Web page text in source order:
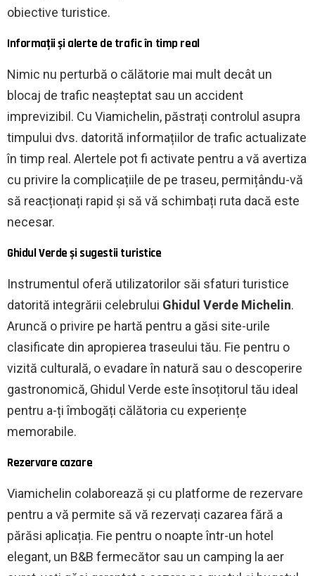
obiective turistice.
Informații și alerte de trafic în timp real
Nimic nu perturbă o călătorie mai mult decât un
blocaj de trafic neașteptat sau un accident
imprevizibil. Cu Viamichelin, păstrați controlul asupra
timpului dvs. datorită informațiilor de trafic actualizate
în timp real. Alertele pot fi activate pentru a vă avertiza
cu privire la complicațiile de pe traseu, permițându-vă
să reacționați rapid și să vă schimbați ruta dacă este
necesar.
Ghidul Verde și sugestii turistice
Instrumentul oferă utilizatorilor săi sfaturi turistice
datorită integrării celebrului Ghidul Verde Michelin.
Aruncă o privire pe hartă pentru a găsi site-urile
clasificate din apropierea traseului tău. Fie pentru o
vizită culturală, o evadare în natură sau o descoperire
gastronomică, Ghidul Verde este însoțitorul tău ideal
pentru a-ți îmbogăți călătoria cu experiențe
memorabile.
Rezervare cazare
Viamichelin colaborează și cu platforme de rezervare
pentru a vă permite să vă rezervați cazarea fără a
părăsi aplicația. Fie pentru o noapte într-un hotel
elegant, un B&B fermecător sau un camping la aer